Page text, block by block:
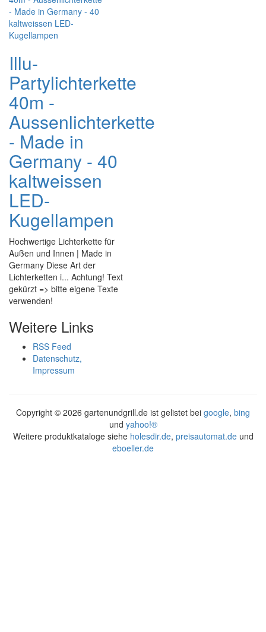
Illu-
Partylichterkette
40m -
Aussenlichterkette
- Made in
Germany - 40
kaltweissen
LED-
Kugellampen
Hochwertige Lichterkette für
Außen und Innen | Made in
Germany Diese Art der
Lichterketten i... Achtung! Text
gekürzt => bitte eigene Texte
verwenden!
Weitere Links
RSS Feed
Datenschutz,
Impressum
Copyright © 2026 gartenundgrill.de ist gelistet bei google, bing
und yahoo!®
Weitere produktkataloge siehe holesdir.de, preisautomat.deund
eboeller.de